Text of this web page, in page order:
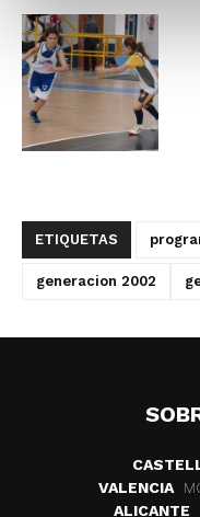
ETIQUETAS
generacion 2002
VALENCIA
ALICANTE